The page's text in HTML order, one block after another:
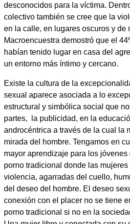
desconocidos para la víctima.
colectivo también se cree que la
en la calle, en lugares oscuros y de
Macroencuestra demostró que el
habían tenido lugar en casa del
un entorno más íntimo y cercano.
Existe la cultura de la
sexual aparece asociada a lo
estructural y simbólica social que
partes, la publicidad, en la
androcéntrica a través de la cual la
mirada del hombre. Tengamos en
mayor aprendizaje para los jóvenes
porno tradicional donde las mujeres
violencia, agarradas del cuello,
del deseo del hombre. El deseo
conexión con el placer no se tiene
porno tradicional si no en la